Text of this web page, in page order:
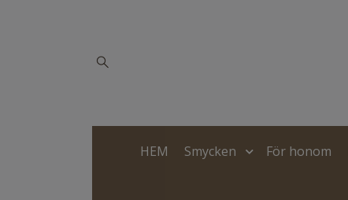
HEM Smycken För honom